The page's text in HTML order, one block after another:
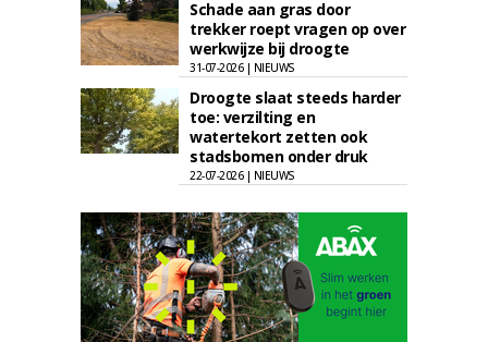
Schade aan gras door
trekker roept vragen op over
werkwijze bij droogte
31-07-2026 | NIEUWS
Droogte slaat steeds harder
toe: verzilting en
watertekort zetten ook
stadsbomen onder druk
22-07-2026 | NIEUWS